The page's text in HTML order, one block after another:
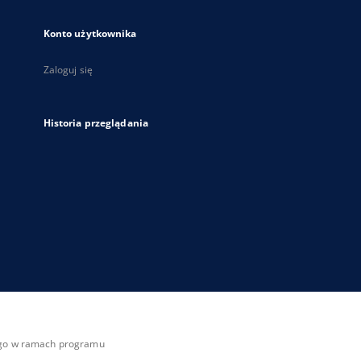
Konto użytkownika
Zaloguj się
Historia przeglądania
w ramach programu